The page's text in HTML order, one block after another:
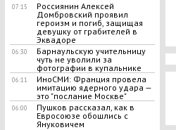
07:15
Россиянин Алексей
Домбровский проявил
героизм и погиб, защищая
девушку от грабителей в
Эквадоре
06:30
Барнаульскую учительницу
чуть не уволили за
фотографии в купальнике
06:11
ИноСМИ: ​Франция провела
имитацию ядерного удара —
это "послание Москве"
06:00
Пушков рассказал, как в
Евросоюзе обошлись с
Януковичем